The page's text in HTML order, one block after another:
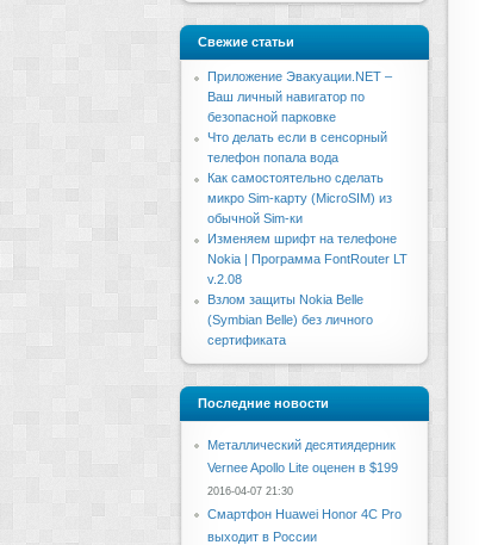
Свежие статьи
Приложение Эвакуации.NET –
Ваш личный навигатор по
безопасной парковке
Что делать если в сенсорный
телефон попала вода
Как самостоятельно сделать
микро Sim-карту (MicroSIM) из
обычной Sim-ки
Изменяем шрифт на телефоне
Nokia | Программа FontRouter LT
v.2.08
Взлом защиты Nokia Belle
(Symbian Belle) без личного
сертификата
Последние новости
Металлический десятиядерник
Vernee Apollo Lite оценен в $199
2016-04-07 21:30
Смартфон Huawei Honor 4C Pro
выходит в России